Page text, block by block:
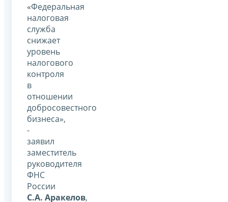
«Федеральная
налоговая
служба
снижает
уровень
налогового
контроля
в
отношении
добросовестного
бизнеса»,
-
заявил
заместитель
руководителя
ФНС
России
С.А. Аракелов,